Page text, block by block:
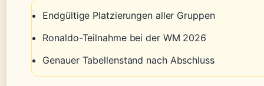
Endgültige Platzierungen aller Gruppen
Ronaldo-Teilnahme bei der WM 2026
Genauer Tabellenstand nach Abschluss